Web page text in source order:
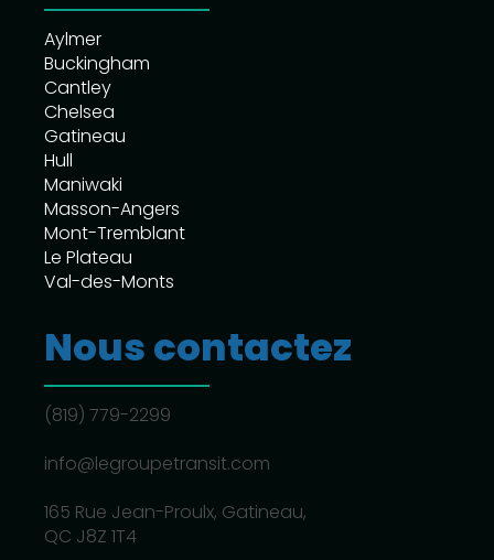
Aylmer
Buckingham
Cantley
Chelsea
Gatineau
Hull
Maniwaki
Masson-Angers
Mont-Tremblant
Le Plateau
Val-des-Monts
Nous contactez
(819) 779-2299
info@legroupetransit.com
165 Rue Jean-Proulx, Gatineau,
QC J8Z 1T4